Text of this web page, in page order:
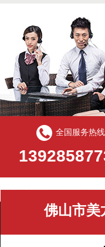
全国服务热线
佛山市美